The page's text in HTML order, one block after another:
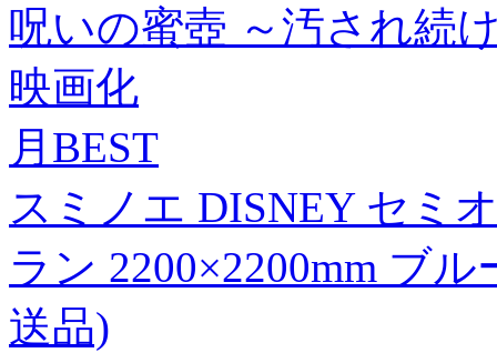
呪いの蜜壺 ～汚され続
映画化
月BEST
スミノエ DISNEY セミ
ラン 2200×2200mm ブ
送品)